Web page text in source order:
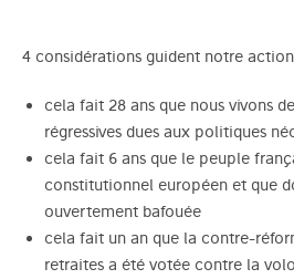
4 considérations guident notre
cela fait 28 ans que nous vivons
régressives dues aux politiques
cela fait 6 ans que le peuple
constitutionnel européen et que
ouvertement bafouée
cela fait un an que la contre-
retraites a été votée contre la